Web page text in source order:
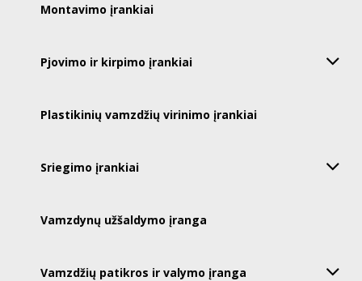
Montavimo įrankiai
Pjovimo ir kirpimo įrankiai
Plastikinių vamzdžių virinimo įrankiai
Sriegimo įrankiai
Vamzdynų užšaldymo įranga
Vamzdžių patikros ir valymo įranga